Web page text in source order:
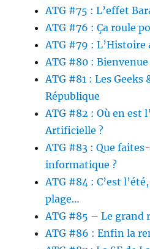
ATG #75 : L’effet
ATG #76 : Ça roule
ATG #79 : L’Histoire
ATG #80 :
ATG #81 : Les Geeks
République
ATG #82 : Où en est
Artificielle ?
ATG #83 : Que
informatique ?
ATG #84 : C’est
plage…
ATG #85 – Le grand
ATG #86 : Enfin la